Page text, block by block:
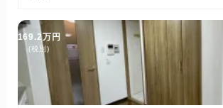
169.2万円
(税別)